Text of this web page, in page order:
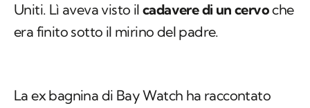
Uniti. Lì aveva visto il cadavere di un cervoche
era finito sotto il mirino del padre.
La ex bagnina di Bay Watch ha raccontato